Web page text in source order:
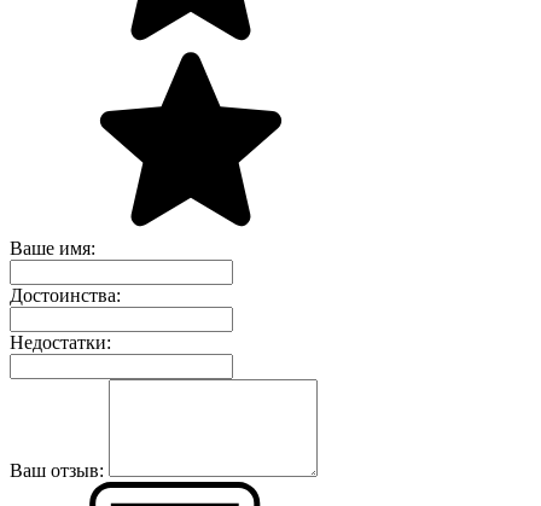
Ваше имя:
Достоинства:
Недостатки:
Ваш отзыв: